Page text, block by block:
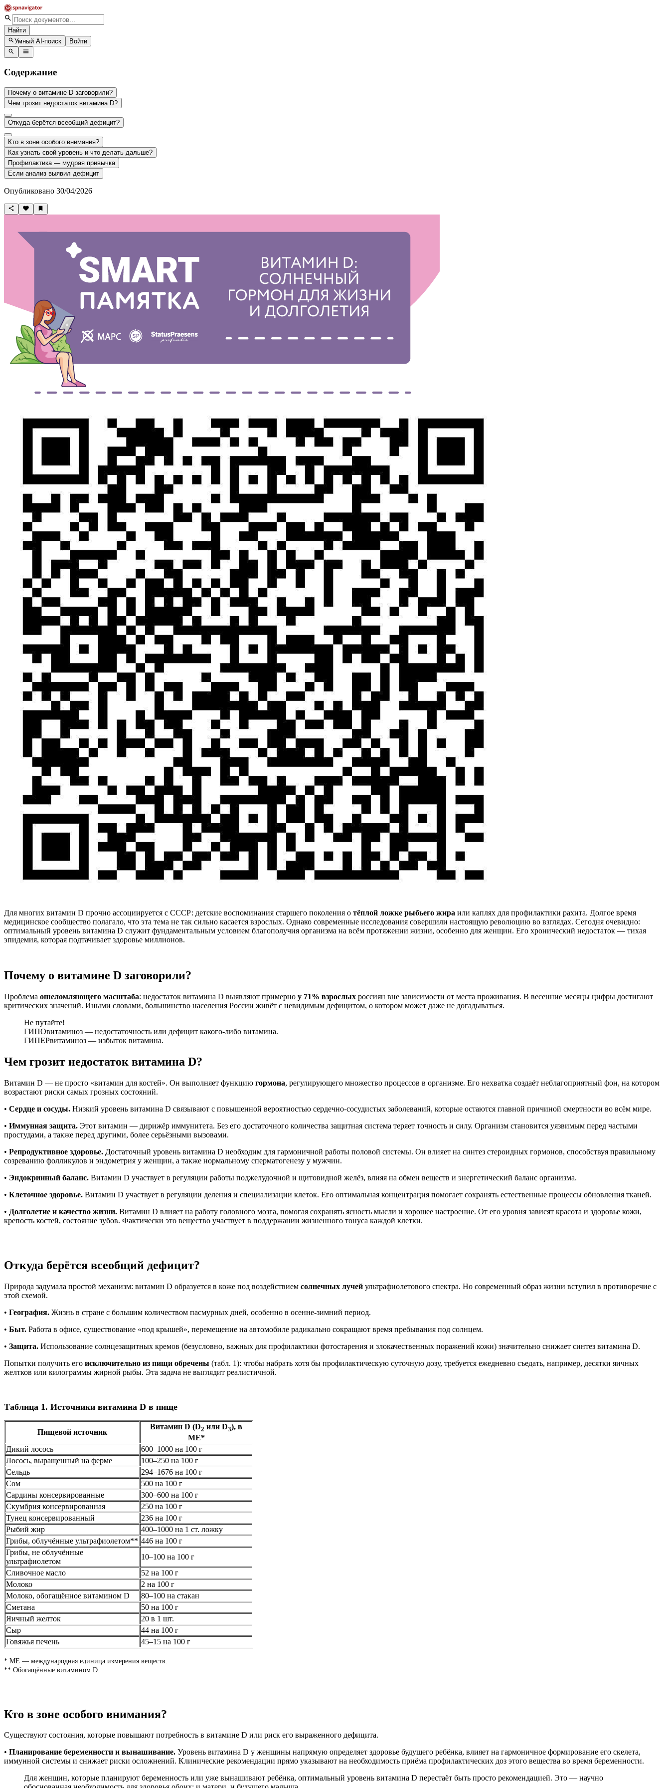
Найти
Умный AI-поиск
Войти
Содержание
Почему о витамине D заговорили?
Чем грозит недостаток витамина D?
Откуда берётся всеобщий дефицит?
Кто в зоне особого внимания?
Как узнать свой уровень и что делать дальше?
Профилактика — мудрая привычка
Если анализ выявил дефицит
Опубликовано 30/04/2026
Для многих витамин D прочно ассоциируется с СССР: детские воспоминания старшего поколения о тёплой ложке рыбьего жира или каплях для профилактики рахита. Долгое время
медицинское сообщество полагало, что эта тема не так сильно касается взрослых. Однако современные исследования совершили настоящую революцию во взглядах. Сегодня очевидно:
оптимальный уровень витамина D служит фундаментальным условием благополучия организма на всём протяжении жизни, особенно для женщин. Его хронический недостаток — тихая
эпидемия, которая подтачивает здоровье миллионов.
Почему о витамине D заговорили?
Проблема ошеломляющего масштаба: недостаток витамина D выявляют примерно у 71% взрослых россиян вне зависимости от места проживания. В весенние месяцы цифры достигают
критических значений. Иными словами, большинство населения России живёт с невидимым дефицитом, о котором может даже не догадываться.
Не путайте!
ГИПОвитаминоз — недостаточность или дефицит какого-либо витамина.
ГИПЕРвитаминоз — избыток витамина.
Чем грозит недостаток витамина D?
Витамин D — не просто «витамин для костей». Он выполняет функцию гормона, регулирующего множество процессов в организме. Его нехватка создаёт неблагоприятный фон, на котором
возрастают риски самых грозных состояний.
• Сердце и сосуды. Низкий уровень витамина D связывают с повышенной вероятностью сердечно-сосудистых заболеваний, которые остаются главной причиной смертности во всём мире.
• Иммунная защита. Этот витамин — дирижёр иммунитета. Без его достаточного количества защитная система теряет точность и силу. Организм становится уязвимым перед частыми
простудами, а также перед другими, более серьёзными вызовами.
• Репродуктивное здоровье. Достаточный уровень витамина D необходим для гармоничной работы половой системы. Он влияет на синтез стероидных гормонов, способствуя правильному
созреванию фолликулов и эндометрия у женщин, а также нормальному сперматогенезу у мужчин.
• Эндокринный баланс. Витамин D участвует в регуляции работы поджелудочной и щитовидной желёз, влияя на обмен веществ и энергетический баланс организма.
• Клеточное здоровье. Витамин D участвует в регуляции деления и спе­циа­лизации клеток. Его оптимальная концентрация помогает сохранять естественные процессы обновления тканей.
• Долголетие и качество жизни. Витамин D влияет на работу головного мозга, помогая сохранять ясность мысли и хорошее настроение. От его уровня зависят красота и здоровье кожи,
крепость костей, состояние зубов. Фактически это вещество участвует в поддержании жизненного тонуса каждой клетки.
Откуда берётся всеобщий дефицит?
Природа задумала простой механизм: витамин D образуется в коже под воздействием солнечных лучей ультрафиолетового спектра. Но современный образ жизни вступил в противоречие с
этой схемой.
• География. Жизнь в стране с большим количеством пасмурных дней, особенно в осенне-зимний период.
• Быт. Работа в офисе, существование «под крышей», перемещение на автомобиле радикально сокращают время пребывания под солнцем.
• Защита. Использование солнцезащитных кремов (безусловно, важных для профилактики фотостарения и злокачественных поражений кожи) значительно снижает синтез витамина D.
Попытки получить его исключительно из пищи обречены (табл. 1): чтобы набрать хотя бы профилактическую суточную дозу, требуется ежедневно съедать, например, десятки яичных
желтков или килограммы жирной рыбы. Эта задача не выглядит реалистичной.
Таблица 1. Источники витамина D в пище
Пищевой источник
Витамин D (D2 или D3), в
МЕ*
Дикий лосось
600–1000 на 100 г
Лосось, выращенный на ферме
100–250 на 100 г
Сельдь
294–1676 на 100 г
Сом
500 на 100 г
Сардины консервированные
300–600 на 100 г
Скумбрия консервированная
250 на 100 г
Тунец консервированный
236 на 100 г
Рыбий жир
400–1000 на 1 ст. ложку
Грибы, облучённые ультрафиолетом** 446 на 100 г
Грибы, не облучённые
ультрафиолетом
10–100 на 100 г
Сливочное масло
52 на 100 г
Молоко
2 на 100 г
Молоко, обогащённое витамином D
80–100 на стакан
Сметана
50 на 100 г
Яичный желток
20 в 1 шт.
Сыр
44 на 100 г
Говяжья печень
45–15 на 100 г
* МЕ — международная единица измерения веществ.
** Обогащённые витамином D.
Кто в зоне особого внимания?
Существуют состояния, которые повышают потребность в витамине D или риск его выраженного дефицита.
• Планирование беременности и вынашивание. Уровень витамина D у женщины напрямую определяет здоровье будущего ребёнка, влияет на гармоничное формирование его скелета,
иммунной системы и снижает риски осложнений. Клинические рекомендации прямо указывают на необходимость приёма профилактических доз этого вещества во время беременности.
Для женщин, которые планируют беременность или уже вынашивают ребёнка, оптимальный уровень витамина D перестаёт быть просто рекомендацией. Это — научно